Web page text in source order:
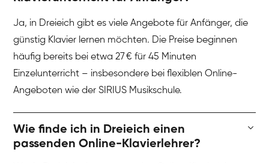
Ja, in Dreieich gibt es viele Angebote für Anfänger, die
günstig Klavier lernen möchten. Die Preise beginnen
häufig bereits bei etwa 27 € für 45 Minuten
Einzelunterricht – insbesondere bei flexiblen Online-
Angeboten wie der SIRIUS Musikschule.
Wie finde ich in Dreieich einen
passenden Online-Klavierlehrer?